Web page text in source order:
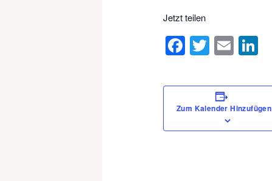
Jetzt teilen
Facebook
Twitter
Email
Zum Kalender Hinzufügen